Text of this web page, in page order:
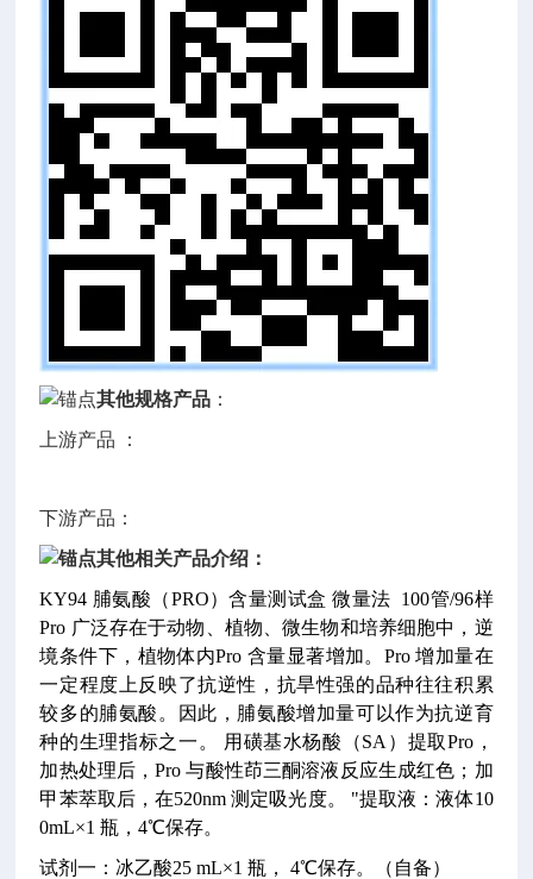
其他规格产品 ：
上游产品 ：
下游产品：
其他相关产品介绍：
KY94 脯氨酸（PRO）含量测试盒 微量法 100管/96样
Pro 广泛存在于动物、植物、微生物和培养细胞中，逆
境条件下，植物体内Pro 含量显著增加。Pro 增加量在
一定程度上反映了抗逆性，抗旱性强的品种往往积累
较多的脯氨酸。因此，脯氨酸增加量可以作为抗逆育
种的生理指标之一。
用磺基水杨酸（SA）提取Pro，
加热处理后，Pro 与酸性茚三酮溶液反应生成红色；加
甲苯萃取后，在520nm 测定吸光度。
"提取液：液体10
0mL×1 瓶，4℃保存。
试剂一：冰乙酸25 mL×1 瓶， 4℃保存。（自备）